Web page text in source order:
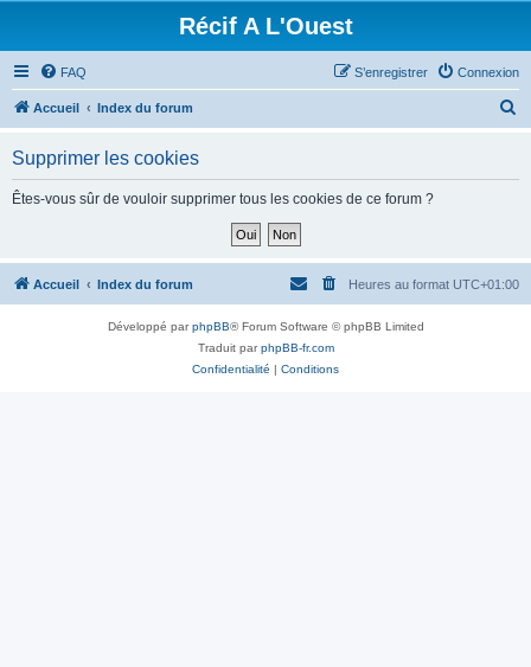
Récif A L'Ouest
FAQ Connexion
S’enregistrer
Accueil Index du forum
h
Supprimer les cookies
Êtes-vous sûr de vouloir supprimer tous les cookies de ce forum ?
Accueil Index du forum Heures au format UTC+01:00
Développé parphpBB® Forum Software © phpBB Limited
Traduit parphpBB-fr.com
Confidentialité | Conditions